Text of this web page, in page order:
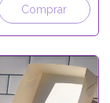
Comprar